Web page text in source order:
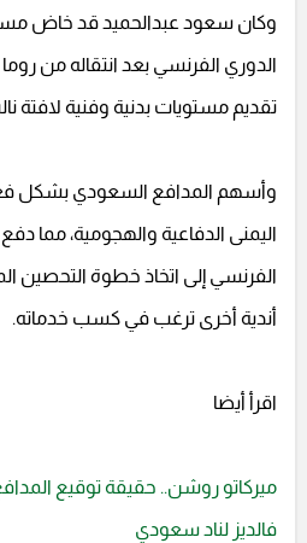
وكان سعود عبدالحميد قد خاض
الدوري الفرنسي بعد انتقاله من
تقديم مستويات بدنية وفنية لافتة
وأسهم المدافع السعودي بشكل
اليمنى الدفاعية والهجومية، مما
الفرنسي إلى اتخاذ خطوة التحصين
أندية أخرى ترغب في كسب خدماته.
اقرأ أيضا
ميركاتو روشن.. حقيقة توقيع
فالديز لناد سعودي